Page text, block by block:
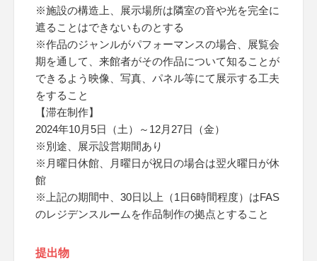
※施設の構造上、展示場所は隣室の音や光を完全に
遮ることはできないものとする
※作品のジャンルがパフォーマンスの場合、展覧会
期を通して、来館者がその作品について知ることが
できるよう映像、写真、パネル等にて展示する工夫
をすること
【滞在制作】
2024年10月5日（土）～12月27日（金）
※別途、展示設営期間あり
※月曜日休館、月曜日が祝日の場合は翌火曜日が休
館
※上記の期間中、30日以上（1日6時間程度）はFAS
のレジデンスルームを作品制作の拠点とすること
提出物